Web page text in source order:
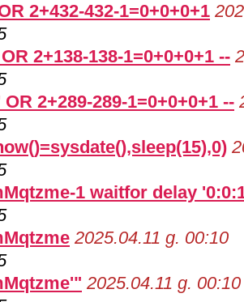
2+432-432-1=0+0+0+1
2+138-138-1=0+0+0+1 --
OR 2+289-289-1=0+0+0+1 --
1 waitfor delay
2025.04.11 g. 00:10
2025.04.11 g. 00:10